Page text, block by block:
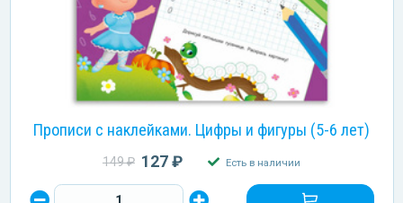
Прописи с наклейками. Цифры и фигуры (5-6 лет)
149 ₽ 127 ₽ Есть в наличии